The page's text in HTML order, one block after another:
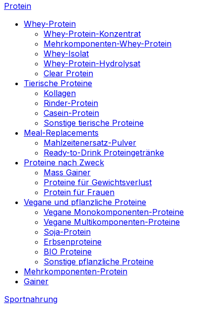
Protein
Whey-Protein
Whey-Protein-Konzentrat
Mehrkomponenten-Whey-Protein
Whey-Isolat
Whey-Protein-Hydrolysat
Clear Protein
Tierische Proteine
Kollagen
Rinder-Protein
Casein-Protein
Sonstige tierische Proteine
Meal-Replacements
Mahlzeitenersatz-Pulver
Ready-to-Drink Proteingetränke
Proteine nach Zweck
Mass Gainer
Proteine für Gewichtsverlust
Protein für Frauen
Vegane und pflanzliche Proteine
Vegane Monokomponenten-Proteine
Vegane Multikomponenten-Proteine
Soja-Protein
Erbsenproteine
BIO Proteine
Sonstige pflanzliche Proteine
Mehrkomponenten-Protein
Gainer
Sportnahrung